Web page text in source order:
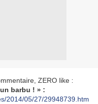
ZERO like :
barbu ! » :
2014/05/27/29948739.htm